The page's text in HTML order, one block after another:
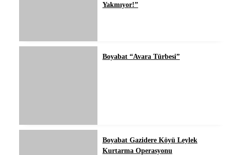
Yakmıyor!”
Boyabat “Avara Türbesi”
Boyabat Gazidere Köyü Leylek
Kurtarma Operasyonu